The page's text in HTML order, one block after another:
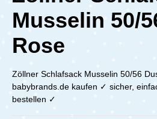
Musselin 50/
Rose
Zöllner Schlafsack Musselin 50/56
babybrands.de kaufen ✓ sicher,
bestellen ✓